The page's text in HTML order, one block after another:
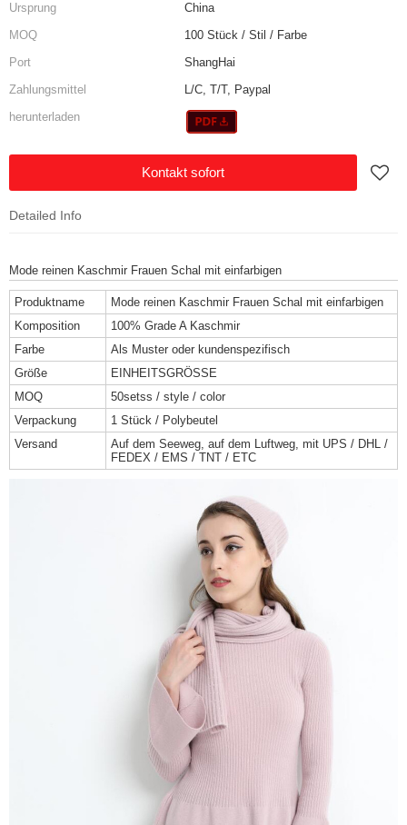
Ursprung
China
MOQ
100 Stück / Stil / Farbe
Port
ShangHai
Zahlungsmittel
L/C, T/T, Paypal
herunterladen
Kontakt sofort
Detailed Info
Mode reinen Kaschmir Frauen Schal mit einfarbigen
Produktname
Mode reinen Kaschmir Frauen Schal mit einfarbigen
Komposition
100% Grade A Kaschmir
Farbe
Als Muster oder kundenspezifisch
Größe
EINHEITSGRÖSSE
MOQ
50setss / style / color
Verpackung
1 Stück / Polybeutel
Versand
Auf dem Seeweg, auf dem Luftweg, mit UPS / DHL /
FEDEX / EMS / TNT / ETC